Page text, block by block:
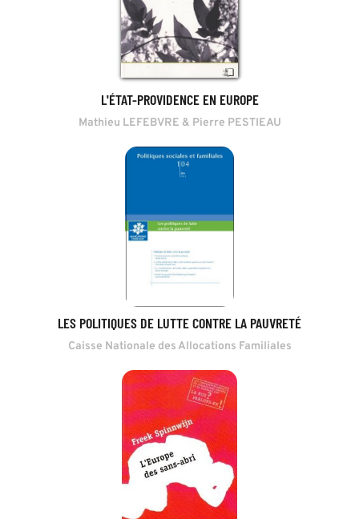
L'ÉTAT-PROVIDENCE EN EUROPE
Mathieu LEFEBVRE & Pierre PESTIEAU
LES POLITIQUES DE LUTTE CONTRE LA PAUVRETÉ
Caisse Nationale des Allocations Familiales